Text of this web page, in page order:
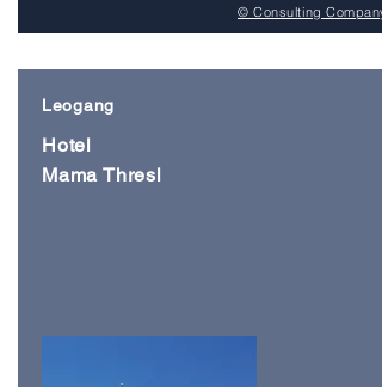
© Consulting Company
Leogang
Hotel
Mama Thresl